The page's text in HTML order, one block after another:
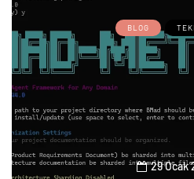
BLOG
29 Ocak